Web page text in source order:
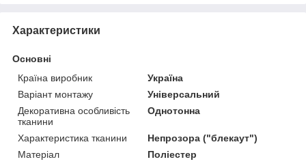
Характеристики
Основні
Країна виробник
Україна
Варіант монтажу
Універсальний
Декоративна особливість
тканини
Однотонна
Характеристика тканини
Непрозора ("блекаут")
Матеріал
Поліестер